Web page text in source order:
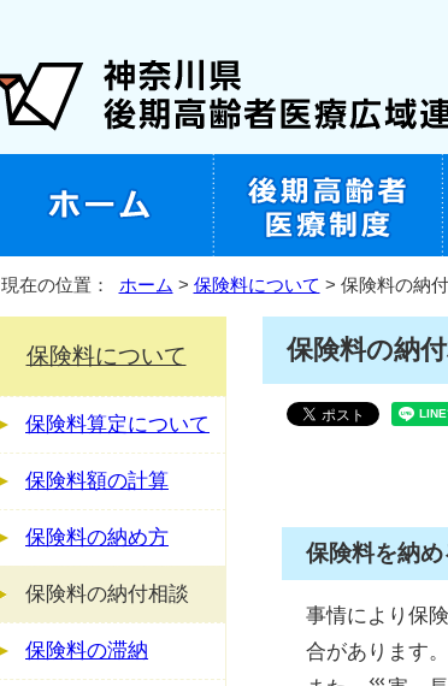
現在の位置： ホーム > 保険料について > 保険料の納
保険料の納
保険料を納
事情により保
合があります。
保険料について
保険料算定について
保険料額の計算
保険料の納め方
保険料の納付相談
保険料の滞納